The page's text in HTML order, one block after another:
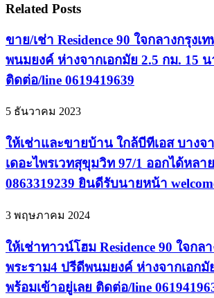
Related Posts
ขาย/เช่า Residence 90 ใจกลางกรุงเ
พนมยงค์ ห่างจากเอกมัย 2.5 กม. 15
ติดต่อ/line 0619419639
5 ธันวาคม 2023
ให้เช่าและขายบ้าน ใกล้บีทีเอส บางจ
เดอะไพรเวทสุขุมวิท 97/1 ออกได้หลา
0863319239 ยินดีรับนายหน้า
3 พฤษภาคม 2024
ให้เช่าทาวน์โฮม Residence 90 ใจกล
พระราม4 ปรีดีพนมยงค์ ห่างจากเอกมั
พร้อมเข้าอยู่เลย ติดต่อ/line